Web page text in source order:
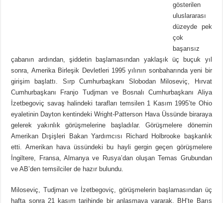
gösterilen
uluslararası
düzeyde pek
çok
başarısız
çabanın ardından, şiddetin başlamasından yaklaşık üç buçuk yıl
sonra, Amerika Birleşik Devletleri 1995 yılının sonbaharında yeni bir
girişim başlattı. Sırp Cumhurbaşkanı Slobodan Miloseviç, Hırvat
Cumhurbaşkanı Franjo Tudjman ve Bosnalı Cumhurbaşkanı Aliya
İzetbegoviç savaş halindeki tarafları temsilen 1 Kasım 1995’te Ohio
eyaletinin Dayton kentindeki Wright-Patterson Hava Üssünde biraraya
gelerek yakınlık görüşmelerine başladılar. Görüşmelere dönemin
Amerikan Dışişleri Bakan Yardımcısı Richard Holbrooke başkanlık
etti. Amerikan hava üssündeki bu hayli gergin geçen görüşmelere
İngiltere, Fransa, Almanya ve Rusya’dan oluşan Temas Grubundan
ve AB’den temsilciler de hazır bulundu.
Miloseviç, Tudjman ve İzetbegoviç, görüşmelerin başlamasından üç
hafta sonra 21 kasım tarihinde bir anlaşmaya vararak, BH’te Barış